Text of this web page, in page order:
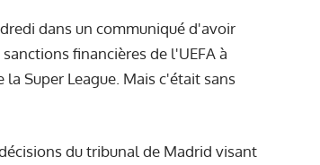
dans un communiqué d'avoir
financières de l'UEFA à
Super League. Mais c'était sans
du tribunal de Madrid visant